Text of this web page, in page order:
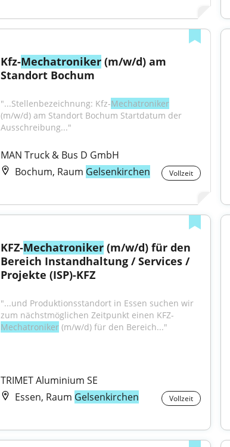
Kfz-Mechatroniker (m/w/d) am
Standort Bochum
"...Stellenbezeichnung: Kfz-Mechatroniker
(m/w/d) am Standort Bochum Startdatum der
Ausschreibung..."
MAN Truck & Bus D GmbH
Bochum, Raum Gelsenkirchen Vollzeit
KFZ-Mechatroniker (m/w/d) für den
Bereich Instandhaltung / Services /
Projekte (ISP)-KFZ
"...und Produktionsstandort in Essen suchen wir
zum nächstmöglichen Zeitpunkt einen KFZ-
Mechatroniker (m/w/d) für den Bereich..."
TRIMET Aluminium SE
Essen, Raum Gelsenkirchen Vollzeit